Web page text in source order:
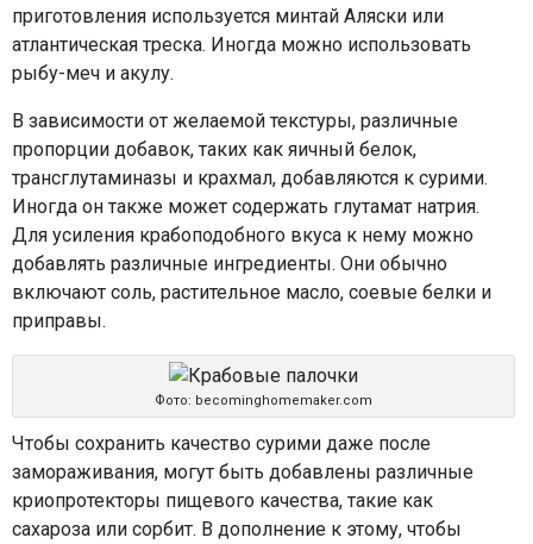
приготовления используется минтай Аляски или
атлантическая треска. Иногда можно использовать
рыбу-меч и акулу.
В зависимости от желаемой текстуры, различные
пропорции добавок, таких как яичный белок,
трансглутаминазы и крахмал, добавляются к сурими.
Иногда он также может содержать глутамат натрия.
Для усиления крабоподобного вкуса к нему можно
добавлять различные ингредиенты. Они обычно
включают соль, растительное масло, соевые белки и
приправы.
Фото: becominghomemaker.com
Чтобы сохранить качество сурими даже после
замораживания, могут быть добавлены различные
криопротекторы пищевого качества, такие как
сахароза или сорбит. В дополнение к этому, чтобы